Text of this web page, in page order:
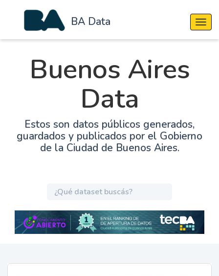
BA Data
Buenos Aires
Data
Estos son datos públicos generados,
guardados y publicados por el Gobierno
de la Ciudad de Buenos Aires.